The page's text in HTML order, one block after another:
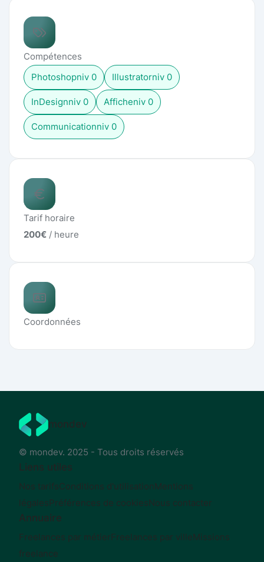
Compétences
Photoshopniv 0 Illustratorniv 0
InDesignniv 0 Afficheniv 0
Communicationniv 0
Tarif horaire
200€ / heure
Coordonnées
mondev
© mondev. 2025 - Tous droits réservés
Liens utiles
Nos tarifsConditions d'utilisation Mentions
légalesPréférences de cookiesNous contacter
Annuaire
Freelances par métierFreelances par villeMissions
freelance